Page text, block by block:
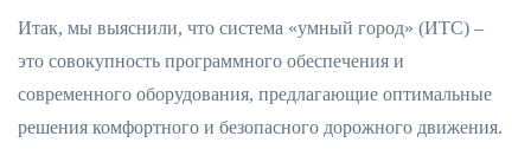
Итак, мы выяснили, что система «умный город» (ИТС) –
это совокупность программного обеспечения и
современного оборудования, предлагающие оптимальные
решения комфортного и безопасного дорожного движения.